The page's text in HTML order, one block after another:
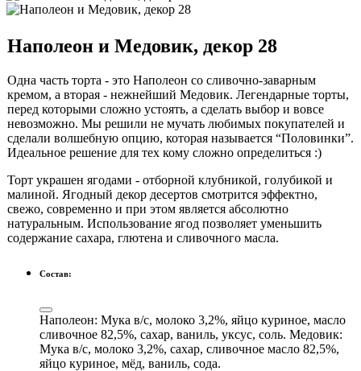
Наполеон и Медовик, декор 28
Одна часть торта - это Наполеон со сливочно-заварным
кремом, а вторая - нежнейший Медовик. Легендарные торты,
перед которыми сложно устоять, а сделать выбор и вовсе
невозможно. Мы решили не мучать любимых покупателей и
сделали волшебную опцию, которая называется “Половинки”.
Идеальное решение для тех кому сложно определиться :)
Торт украшен ягодами - отборной клубникой, голубикой и
малиной. Ягодный декор десертов смотрится эффектно,
свежо, современно и при этом является абсолютно
натуральным. Использование ягод позволяет уменьшить
содержание сахара, глютена и сливочного масла.
Состав:
Наполеон: Мука в/с, молоко 3,2%, яйцо куриное, масло
сливочное 82,5%, сахар, ваниль, уксус, соль. Медовик:
Мука в/с, молоко 3,2%, сахар, сливочное масло 82,5%,
яйцо куриное, мёд, ваниль, сода.